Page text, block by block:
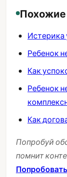
Похожие
Истерика
Ребенок
Как
Ребенок
Как
Попробуй
помнит